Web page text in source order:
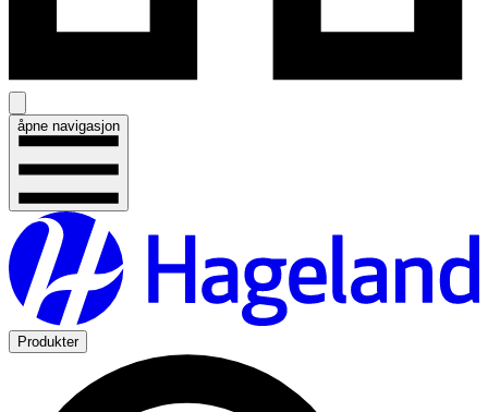
åpne navigasjon
Produkter